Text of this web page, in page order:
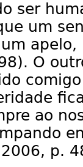
ser
um
O
ao
p.